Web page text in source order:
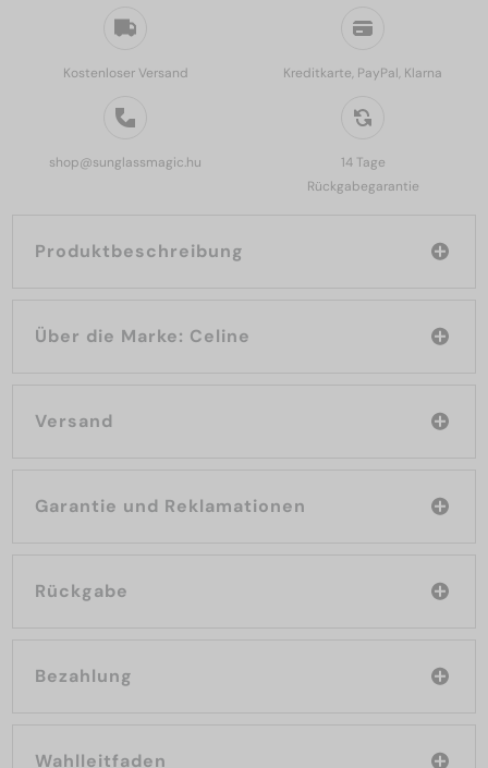
Kostenloser Versand Kreditkarte, PayPal, Klarna
shop@sunglassmagic.hu
14 Tage
Rückgabegarantie
Produktbeschreibung
Über die Marke: Celine
Versand
Garantie und Reklamationen
Rückgabe
Bezahlung
Wahlleitfaden